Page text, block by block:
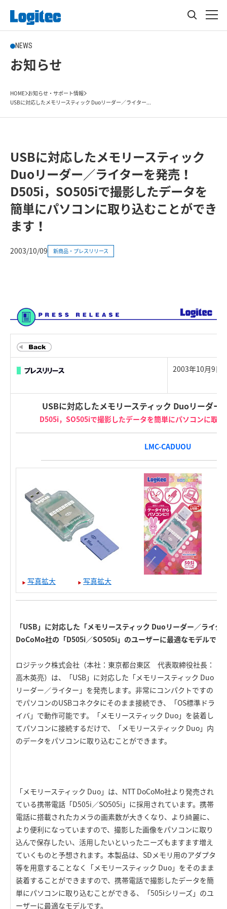
NEWS
お知らせ
HOME お知らせ・サポート情報
USBに対応したメモリースティック Duoリーダー／ライター...
USBに対応したメモリースティック
Duoリーダー／ライターを発売！
D505i，SO505iで撮影したデータを
簡単にパソコンに取り込むことができ
ます！
2003/10/09 新商品・プレスリリース
2003年10月9
USBに対応したメモリースティック Duoリーダー
D505i，SO505iで撮影したデータを簡単にパソコンに取
LMC-CADUOU
写真拡大 写真拡大
「USB」に対応した「メモリースティック Duoリーダー／ライタ
DoCoMo社の「D505i／SO505i」のユーザーに最適なモデルです
ロジテック株式会社（本社：東京都台東区 代表取締役社長：
高木英亮）は、「USB」に対応した「メモリースティック Duo
リーダー／ライター」を発売します。非常にコンパクトですの
でパソコンのUSBコネクタにそのまま接続でき、「OS標準ドラ
イバ」で動作可能です。「メモリースティック Duo」を装着し
てパソコンに接続するだけで、「メモリースティック Duo」内
のデータをパソコンに取り込むことができます。
「メモリースティック Duo」は、NTT DoCoMo社より発売され
ている携帯電話「D505i／SO505i」に採用されています。携帯
電話に搭載されたカメラの画素数が大きくなり、より綺麗に、
より便利になっていますので、撮影した画像をパソコンに取り
込んで保存したい、活用したいといったニーズもますます増え
ていくものと予想されます。本製品は、SDメモリ用のアダプタ
等を用意することなく「メモリースティック Duo」をそのまま
装着することができますので、携帯電話で撮影したデータを簡
単にパソコンに取り込むことができる、「505iシリーズ」のユ
ーザーに最適なモデルです。